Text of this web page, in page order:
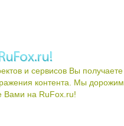
и сервисов Вы получаете
контента. Мы дорожим
Вами на RuFox.ru!